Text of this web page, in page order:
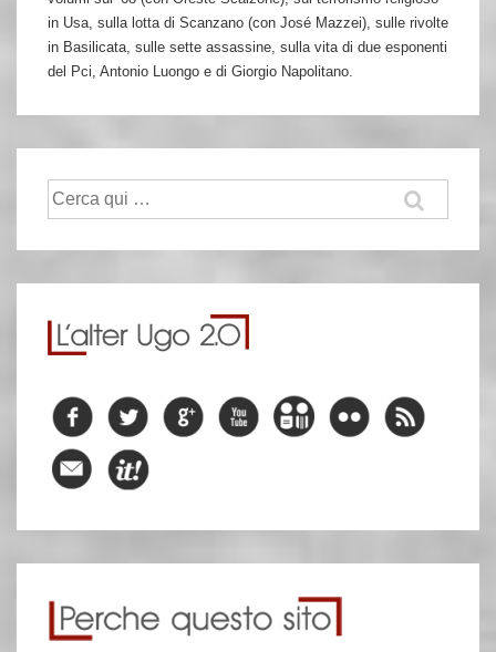
in Usa, sulla lotta di Scanzano (con José Mazzei), sulle rivolte
in Basilicata, sulle sette assassine, sulla vita di due esponenti
del Pci, Antonio Luongo e di Giorgio Napolitano.
Cerca: